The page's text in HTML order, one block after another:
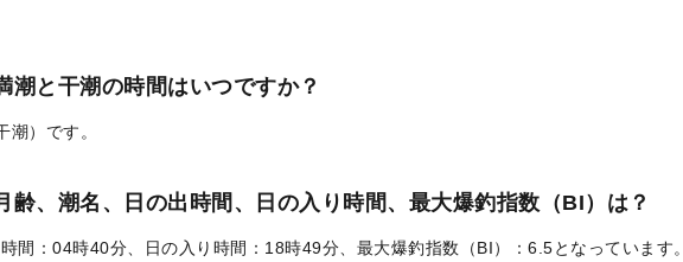
潮と干潮の時間はいつですか？
）です。
齢、潮名、日の出時間、日の入り時間、最大爆釣指数（BI）は？
間：04時40分、日の入り時間：18時49分、最大爆釣指数（BI）：6.5となっています。